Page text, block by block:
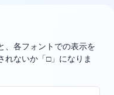
、各フォントでの表示を
れないか「□」になりま